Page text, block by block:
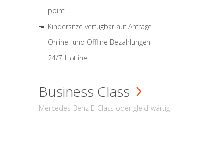
point
Kindersitze verfügbar auf Anfrage
Online- und Offline-Bezahlungen
24/7-Hotline
Business Class
Mercedes-Benz E-Class oder gleichwärtig